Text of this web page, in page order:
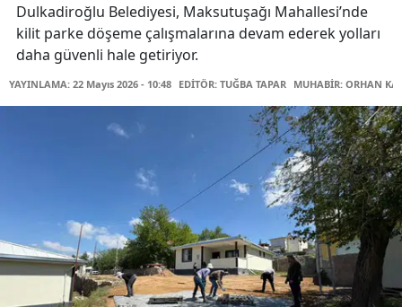
Dulkadiroğlu Belediyesi, Maksutuşağı Mahallesi’nde
kilit parke döşeme çalışmalarına devam ederek yolları
daha güvenli hale getiriyor.
YAYINLAMA: 22 Mayıs 2026 - 10:48 EDİTÖR: TUĞBA TAPAR MUHABİR: ORHAN